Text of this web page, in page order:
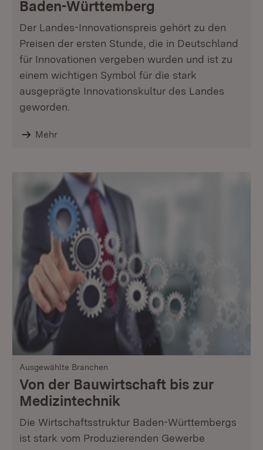
Baden-Württemberg
Der Landes-Innovationspreis gehört zu den
Preisen der ersten Stunde, die in Deutschland
für Innovationen vergeben wurden und ist zu
einem wichtigen Symbol für die stark
ausgeprägte Innovationskultur des Landes
geworden.
Mehr
Ausgewählte Branchen
Von der Bauwirtschaft bis zur
Medizintechnik
Die Wirtschaftsstruktur Baden-Württembergs
ist stark vom Produzierenden Gewerbe